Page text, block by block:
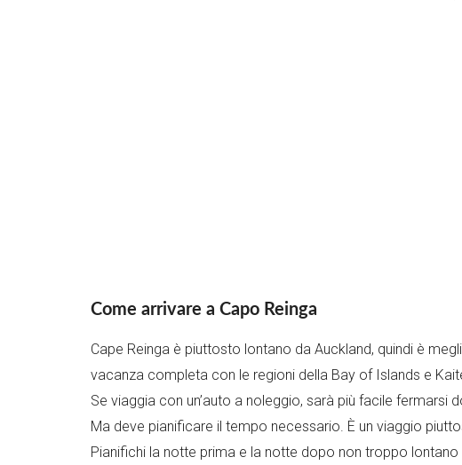
Come arrivare a Capo Reinga
Cape Reinga è piuttosto lontano da Auckland, quindi è
vacanza completa con le regioni della Bay of Islands e
Se viaggia con un’auto a noleggio, sarà più facile fermarsi
Ma deve pianificare il tempo necessario. È un viaggio
Pianifichi la notte prima e la notte dopo non troppo lontano